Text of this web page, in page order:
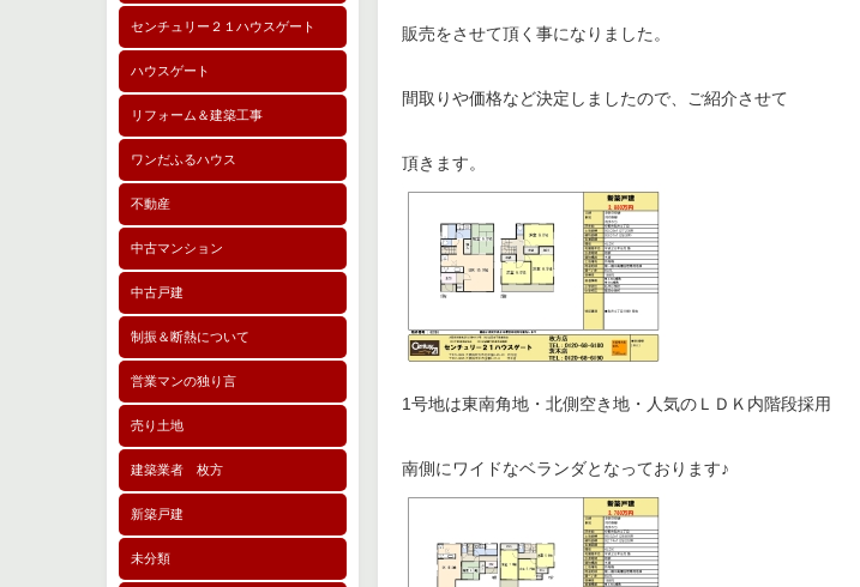
センチュリー２１ハウスゲート
ハウスゲート
リフォーム＆建築工事
ワンだふるハウス
不動産
中古マンション
中古戸建
制振＆断熱について
営業マンの独り言
売り土地
建築業者 枚方
新築戸建
未分類
販売をさせて頂く事になりました。
間取りや価格など決定しましたので、ご紹介させて
頂きます。
1号地は東南角地・北側空き地・人気のＬＤＫ内階段採用
南側にワイドなベランダとなっております♪